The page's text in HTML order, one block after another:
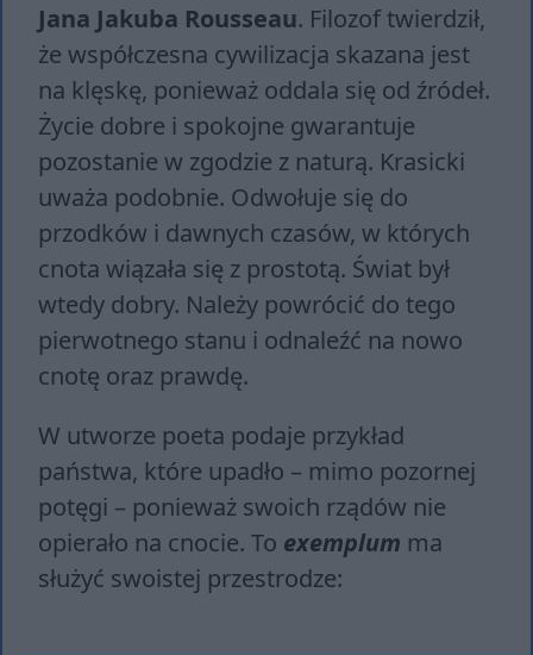
Jana Jakuba Rousseau. Filozof twierdził,
że współczesna cywilizacja skazana jest
na klęskę, ponieważ oddala się od źródeł.
Życie dobre i spokojne gwarantuje
pozostanie w zgodzie z naturą. Krasicki
uważa podobnie. Odwołuje się do
przodków i dawnych czasów, w których
cnota wiązała się z prostotą. Świat był
wtedy dobry. Należy powrócić do tego
pierwotnego stanu i odnaleźć na nowo
cnotę oraz prawdę.
W utworze poeta podaje przykład
państwa, które upadło – mimo pozornej
potęgi – ponieważ swoich rządów nie
opierało na cnocie. To exemplum ma
służyć swoistej przestrodze: